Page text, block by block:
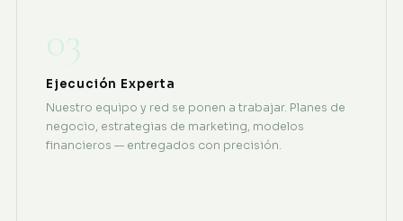
03
Ejecución Experta
Nuestro equipo y red se ponen a trabajar. Planes de
negocio, estrategias de marketing, modelos
financieros — entregados con precisión.